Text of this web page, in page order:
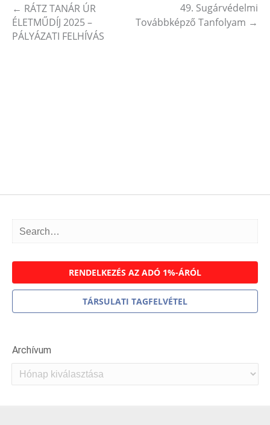
Post navigation
← RÁTZ TANÁR ÚR
ÉLETMŰDÍJ 2025 –
PÁLYÁZATI FELHÍVÁS
49. Sugárvédelmi
Továbbképző Tanfolyam →
RENDELKEZÉS AZ ADÓ 1%-ÁRÓL
TÁRSULATI TAGFELVÉTEL
Archívum
Archívum